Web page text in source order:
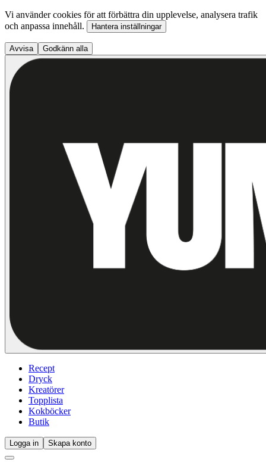
Vi använder cookies för att förbättra din upplevelse, analysera trafik
och anpassa innehåll.
Hantera inställningar
Avvisa Godkänn alla
Recept
Dryck
Kreatörer
Topplista
Kokböcker
Butik
Logga in Skapa konto